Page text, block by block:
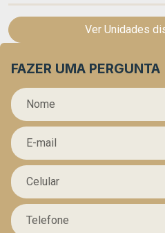
Ver Unidades
FAZER UMA PERGUNTA